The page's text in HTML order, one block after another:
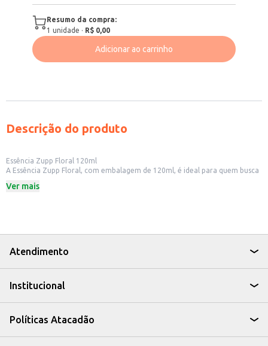
Resumo da compra:
1 unidade · R$ 0,00
Adicionar ao carrinho
Descrição do produto
Essência Zupp Floral 120ml
A Essência Zupp Floral, com embalagem de 120ml, é ideal para quem busca
ser utilizada em diversos ambientes, proporcionando uma sensação de
Pode ser diluída em produtos de limpeza para potencializar o aroma.
A Essência Zupp Floral é uma opção prática e eficiente para manter o
ambiente com um aroma agradável, seja em sua casa, escritório ou
Ver mais
Atendimento
Institucional
Políticas Atacadão